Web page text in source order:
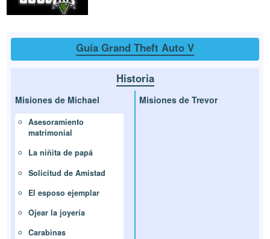
Guía Grand Theft Auto V
Historia
Misiones de Michael
Asesoramiento
matrimonial
La niñita de papá
Solicitud de Amistad
El esposo ejemplar
Ojear la joyería
Carabinas
Misiones de Trevor